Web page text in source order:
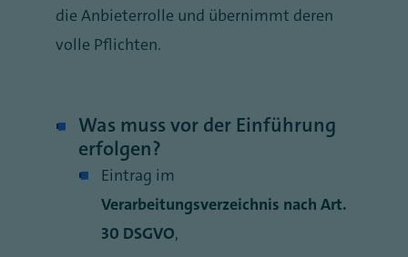
die Anbieterrolle und übernimmt deren
volle Pflichten.
Was muss vor der Einführung
erfolgen?
Eintrag im
Verarbeitungsverzeichnis nach Art.
30 DSGVO,